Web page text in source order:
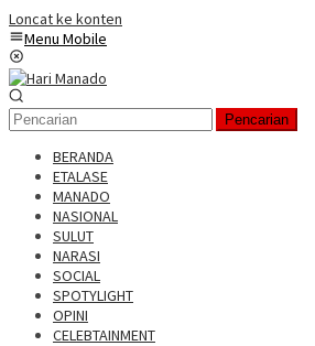
Loncat ke konten
Menu Mobile
Pencarian
BERANDA
ETALASE
MANADO
NASIONAL
SULUT
NARASI
SOCIAL
SPOTYLIGHT
OPINI
CELEBTAINMENT